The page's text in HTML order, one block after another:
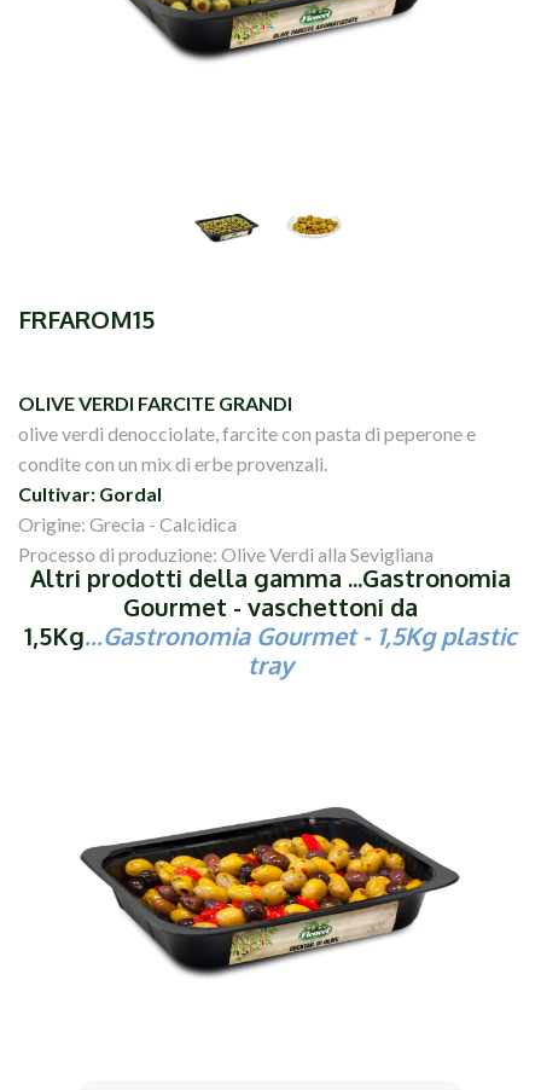
FRFAROM15
OLIVE VERDI FARCITE GRANDI
olive verdi denocciolate, farcite con pasta di peperone e
condite con un mix di erbe provenzali.
Cultivar: Gordal
Origine: Grecia - Calcidica
Processo di produzione: Olive Verdi alla Sevigliana
Altri prodotti della gamma ...Gastronomia
Gourmet - vaschettoni da
1,5Kg...Gastronomia Gourmet- 1,5Kg plastic
tray